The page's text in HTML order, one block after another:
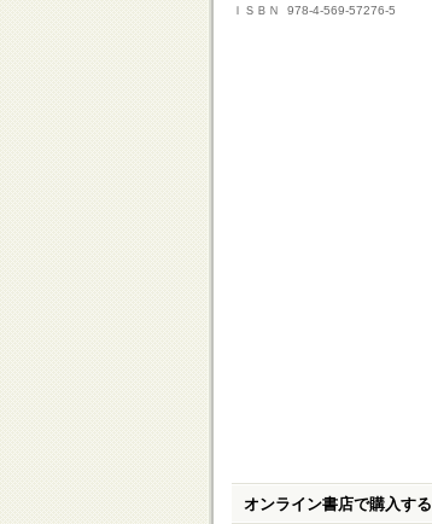
ＩＳＢＮ
978-4-569-57276-5
オンライン書店で購入する